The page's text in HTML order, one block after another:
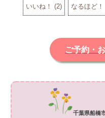
いいね！ (2) なるほど！
ご予約・
千葉県船橋